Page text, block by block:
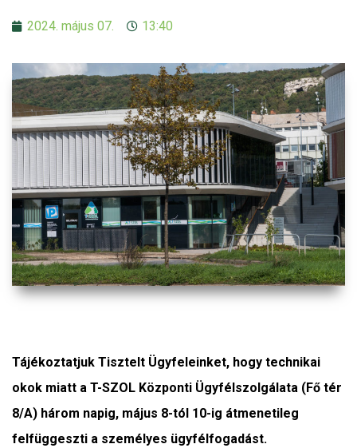
2024. május 07. 13:40
Tájékoztatjuk Tisztelt Ügyfeleinket, hogy technikai
okok miatt a T-SZOL Központi Ügyfélszolgálata (Fő tér
8/A) három napig, május 8-tól 10-ig átmenetileg
felfüggeszti a személyes ügyfélfogadást.